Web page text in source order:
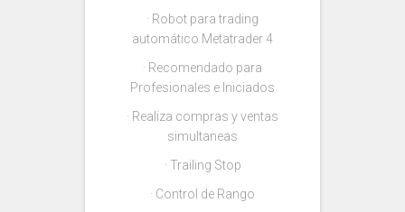
· Robot para trading
automático Metatrader 4
· Recomendado para
Profesionales e Iniciados
· Realiza compras y ventas
simultaneas
· Trailing Stop
· Control de Rango